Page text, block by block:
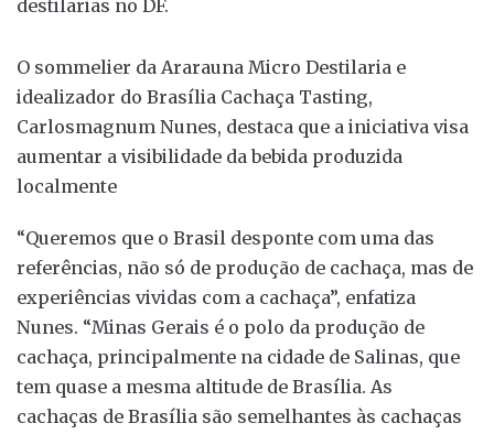
destilarias no DF.
O sommelier da Ararauna Micro Destilaria e
idealizador do Brasília Cachaça Tasting,
Carlosmagnum Nunes, destaca que a iniciativa visa
aumentar a visibilidade da bebida produzida
localmente
“Queremos que o Brasil desponte com uma das
referências, não só de produção de cachaça, mas de
experiências vividas com a cachaça”, enfatiza
Nunes. “Minas Gerais é o polo da produção de
cachaça, principalmente na cidade de Salinas, que
tem quase a mesma altitude de Brasília. As
cachaças de Brasília são semelhantes às cachaças